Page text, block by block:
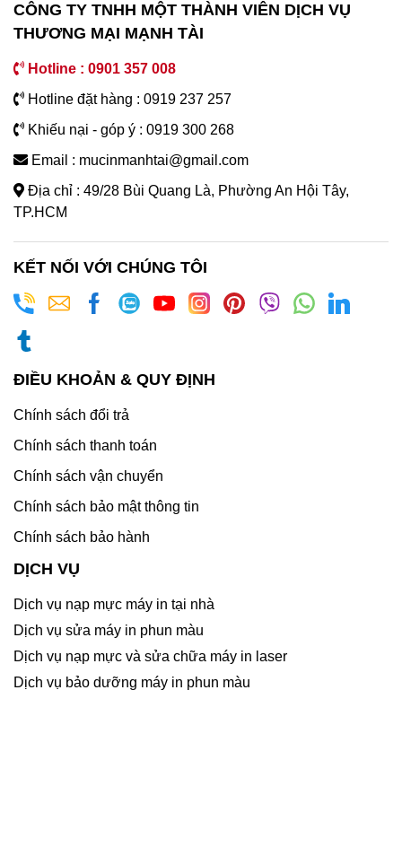
CÔNG TY TNHH MỘT THÀNH VIÊN DỊCH VỤ
THƯƠNG MẠI MẠNH TÀI
Hotline : 0901 357 008
Hotline đặt hàng : 0919 237 257
Khiếu nại - góp ý : 0919 300 268
Email : mucinmanhtai@gmail.com
Địa chỉ : 49/28 Bùi Quang Là, Phường An Hội Tây,
TP.HCM
KẾT NỐI VỚI CHÚNG TÔI
ĐIỀU KHOẢN & QUY ĐỊNH
Chính sách đổi trả
Chính sách thanh toán
Chính sách vận chuyển
Chính sách bảo mật thông tin
Chính sách bảo hành
DỊCH VỤ
Dịch vụ nạp mực máy in tại nhà
Dịch vụ sửa máy in phun màu
Dịch vụ nạp mực và sửa chữa máy in laser
Dịch vụ bảo dưỡng máy in phun màu